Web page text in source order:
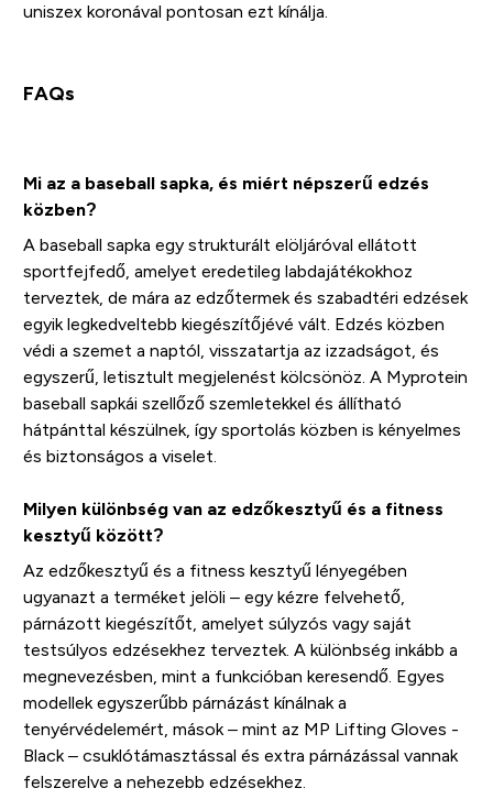
uniszex koronával pontosan ezt kínálja.
FAQs
Mi az a baseball sapka, és miért népszerű edzés
közben?
A baseball sapka egy strukturált elöljáróval ellátott
sportfejfedő, amelyet eredetileg labdajátékokhoz
terveztek, de mára az edzőtermek és szabadtéri edzések
egyik legkedveltebb kiegészítőjévé vált. Edzés közben
védi a szemet a naptól, visszatartja az izzadságot, és
egyszerű, letisztult megjelenést kölcsönöz. A Myprotein
baseball sapkái szellőző szemletekkel és állítható
hátpánttal készülnek, így sportolás közben is kényelmes
és biztonságos a viselet.
Milyen különbség van az edzőkesztyű és a fitness
kesztyű között?
Az edzőkesztyű és a fitness kesztyű lényegében
ugyanazt a terméket jelöli – egy kézre felvehető,
párnázott kiegészítőt, amelyet súlyzós vagy saját
testsúlyos edzésekhez terveztek. A különbség inkább a
megnevezésben, mint a funkcióban keresendő. Egyes
modellek egyszerűbb párnázást kínálnak a
tenyérvédelemért, mások – mint az MP Lifting Gloves -
Black – csuklótámasztással és extra párnázással vannak
felszerelve a nehezebb edzésekhez.